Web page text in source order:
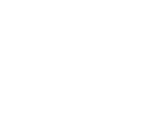
La instalación incorpora
recorridos adaptados
El objetivo es ofrecer un
Ajardinamiento y